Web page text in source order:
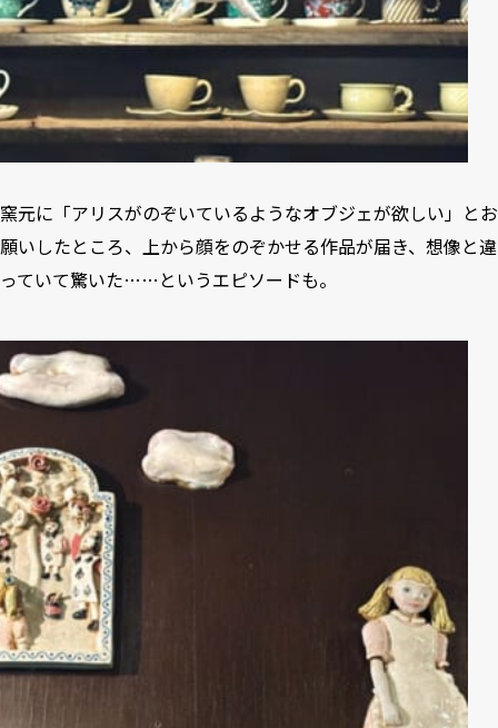
窯元に「アリスがのぞいているようなオブジェが欲しい」とお
願いしたところ、上から顔をのぞかせる作品が届き、想像と違
っていて驚いた……というエピソードも。